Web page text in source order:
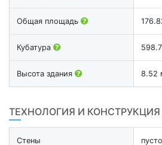
Общая площадь
Кубатура
Высота здания 8.52
ТЕХНОЛОГИЯ И КОНСТРУКЦИЯ
Стены